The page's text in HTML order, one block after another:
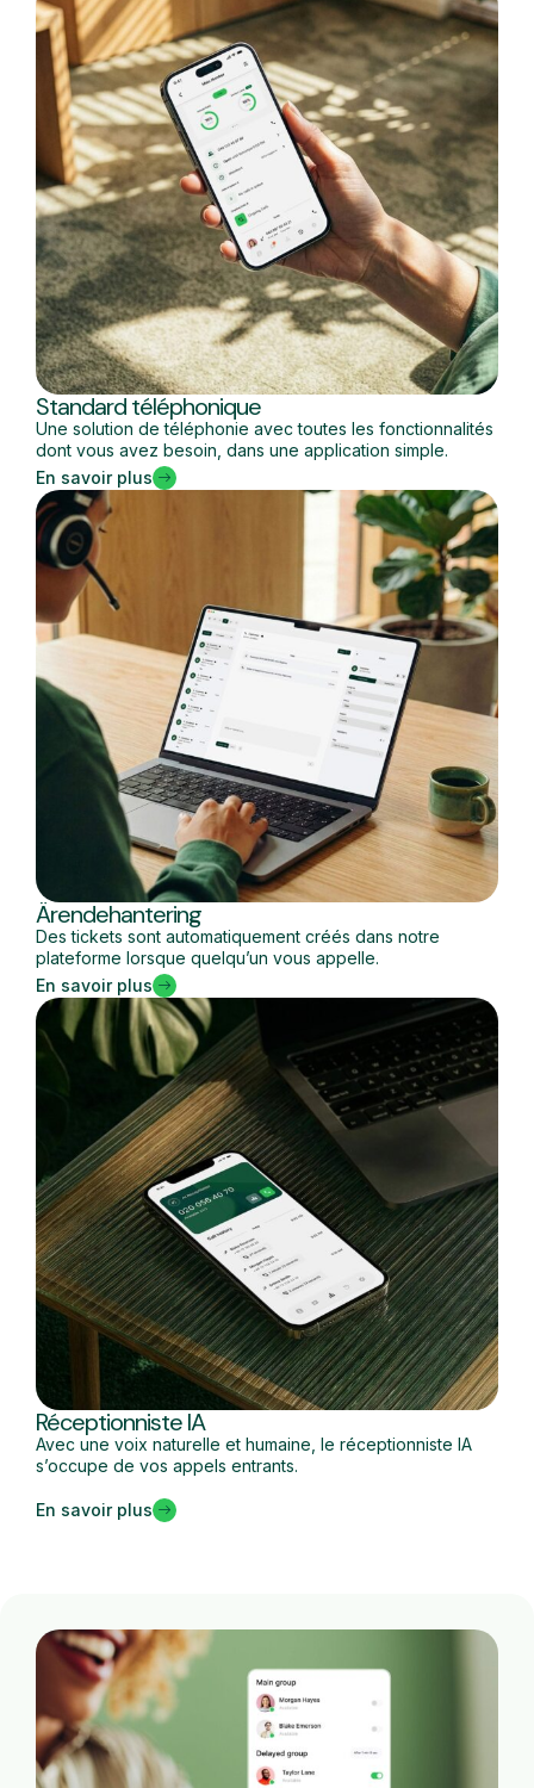
Standard téléphonique
Une solution de téléphonie avec toutes les fonctionnalités
dont vous avez besoin, dans une application simple.
En savoir plus
Ärendehantering
Des tickets sont automatiquement créés dans notre
plateforme lorsque quelqu’un vous appelle.
En savoir plus
Réceptionniste IA
Avec une voix naturelle et humaine, le réceptionniste IA
s’occupe de vos appels entrants.
En savoir plus